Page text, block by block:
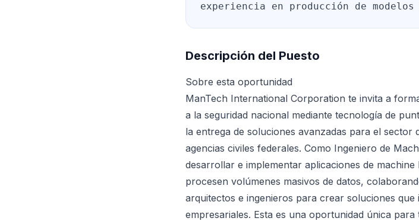
experiencia en producción de modelos
Descripción del Puesto
Sobre esta oportunidad
ManTech International Corporation te invita a
a la seguridad nacional mediante tecnología de
la entrega de soluciones avanzadas para el sector
agencias civiles federales. Como Ingeniero de
desarrollar e implementar aplicaciones de
procesen volúmenes masivos de datos,
arquitectos e ingenieros para crear soluciones
empresariales. Esta es una oportunidad única